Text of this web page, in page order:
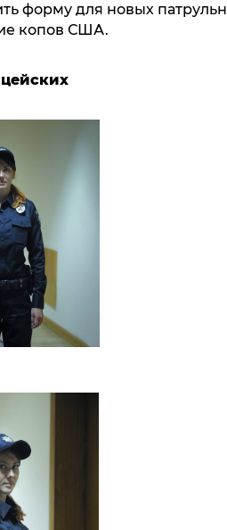
форму для новых
копов США.